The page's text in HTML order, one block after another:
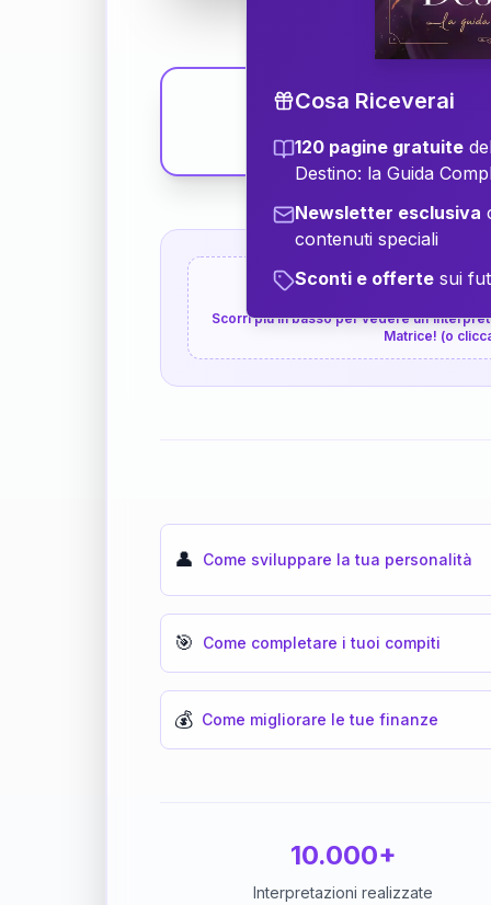
👇 P.S. Interpretazione
Scorri più in basso per vedere
Matrice! (o
👤 Come sviluppare la tua personalità
🎯 Come completare i tuoi compiti
💰 Come migliorare le tue finanze
10.000+
Interpretazioni realizzate
Cosa Riceverai
120 pagine gratuite
Destino: la Guida
Newsletter esclusiva
contenuti speciali
Sconti e offerte sui